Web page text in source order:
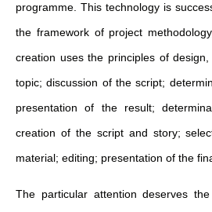
programme. This technology is
the framework of project
creation uses the principles of
topic; discussion of the script;
presentation of the result;
creation of the script and story;
material; editing; presentation of the
The particular attention deserves